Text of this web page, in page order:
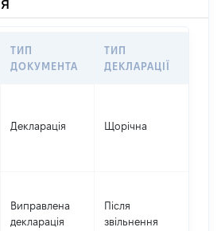
ТИП
ДОКУМЕНТА
ТИП
ДЕКЛАРАЦІЇ
Декларація Щорічна
Виправлена
декларація
Після
звільнення